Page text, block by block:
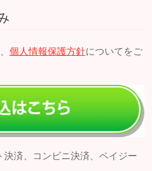
個人情報保護方針についてをご
済、コンビニ決済、ペイジー